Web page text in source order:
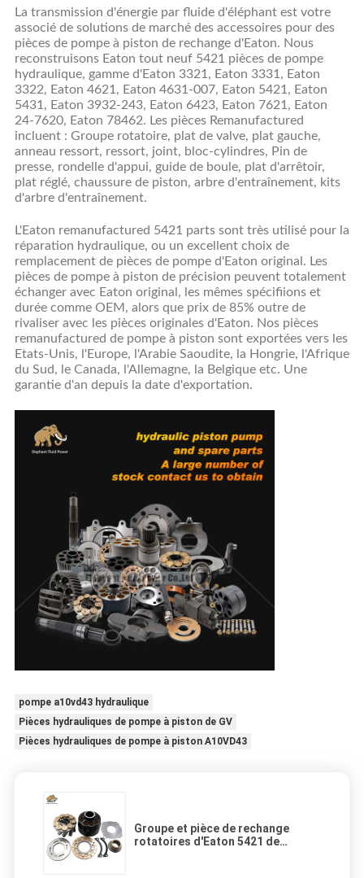
La transmission d'énergie par fluide d'éléphant est votre
associé de solutions de marché des accessoires pour des
pièces de pompe à piston de rechange d'Eaton. Nous
reconstruisons Eaton tout neuf 5421 pièces de pompe
hydraulique, gamme d'Eaton 3321, Eaton 3331, Eaton
3322, Eaton 4621, Eaton 4631-007, Eaton 5421, Eaton
5431, Eaton 3932-243, Eaton 6423, Eaton 7621, Eaton
24-7620, Eaton 78462. Les pièces Remanufactured
incluent : Groupe rotatoire, plat de valve, plat gauche,
anneau ressort, ressort, joint, bloc-cylindres, Pin de
presse, rondelle d'appui, guide de boule, plat d'arrêtoir,
plat réglé, chaussure de piston, arbre d'entraînement, kits
d'arbre d'entraînement.
L'Eaton remanufactured 5421 parts sont très utilisé pour la
réparation hydraulique, ou un excellent choix de
remplacement de pièces de pompe d'Eaton original. Les
pièces de pompe à piston de précision peuvent totalement
échanger avec Eaton original, les mêmes spécifiions et
durée comme OEM, alors que prix de 85% outre de
rivaliser avec les pièces originales d'Eaton. Nos pièces
remanufactured de pompe à piston sont exportées vers les
Etats-Unis, l'Europe, l'Arabie Saoudite, la Hongrie, l'Afrique
du Sud, le Canada, l'Allemagne, la Belgique etc. Une
garantie d'an depuis la date d'exportation.
pompe a10vd43 hydraulique
Pièces hydrauliques de pompe à piston de GV
Pièces hydrauliques de pompe à piston A10VD43
Groupe et pièce de rechange
rotatoires d'Eaton 5421 de